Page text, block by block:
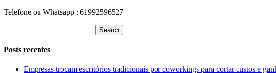
Telefone ou Whatsapp : 61992596527
Posts recentes
Empresas trocam escritórios tradicionais por coworkings para cortar custos e